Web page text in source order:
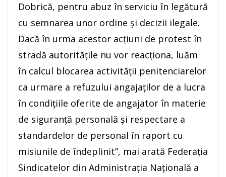
Dobrică, pentru abuz în serviciu în legătură
cu semnarea unor ordine şi decizii ilegale.
Dacă în urma acestor acţiuni de protest în
stradă autorităţile nu vor reacţiona, luăm
în calcul blocarea activităţii penitenciarelor
ca urmare a refuzului angajaţilor de a lucra
în condiţiile oferite de angajator în materie
de siguranţă personală şi respectare a
standardelor de personal în raport cu
misiunile de îndeplinit”, mai arată Federaţia
Sindicatelor din Administraţia Naţională a